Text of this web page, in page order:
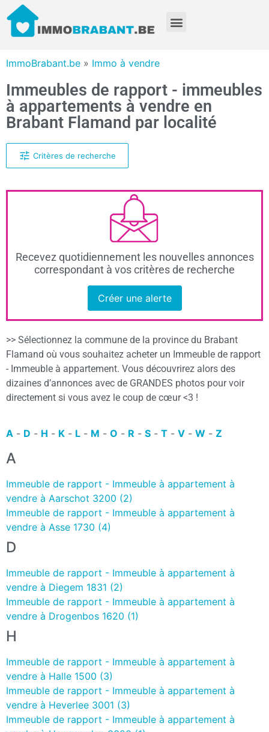
ImmoBrabant.be » Immo à vendre
Immeubles de rapport - immeubles
à appartements à vendre en
Brabant Flamand par localité
Critères de recherche
Recevez quotidiennement les nouvelles annonces
correspondant à vos critères de recherche
Créer une alerte
>> Sélectionnez la commune de la province du Brabant
Flamand où vous souhaitez acheter un Immeuble de rapport
- Immeuble à appartement. Vous découvrirez alors des
dizaines d’annonces avec de GRANDES photos pour voir
directement si vous avez le coup de cœur <3 !
A - D - H - K - L - M - O - R - S - T - V - W - Z
A
Immeuble de rapport - Immeuble à appartement à
vendre à Aarschot 3200 (2)
Immeuble de rapport - Immeuble à appartement à
vendre à Asse 1730 (4)
D
Immeuble de rapport - Immeuble à appartement à
vendre à Diegem 1831 (2)
Immeuble de rapport - Immeuble à appartement à
vendre à Drogenbos 1620 (1)
H
Immeuble de rapport - Immeuble à appartement à
vendre à Halle 1500 (3)
Immeuble de rapport - Immeuble à appartement à
vendre à Heverlee 3001 (3)
Immeuble de rapport - Immeuble à appartement à